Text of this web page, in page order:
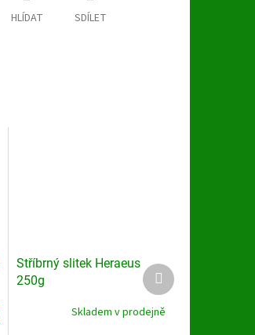
HLÍDAT SDÍLET
Stříbrný slitek Heraeus
250g
Skladem v prodejně
Další
produkt